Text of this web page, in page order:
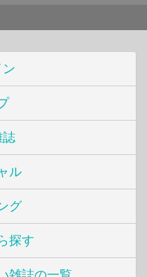
ン
誌
ル
グ
探す